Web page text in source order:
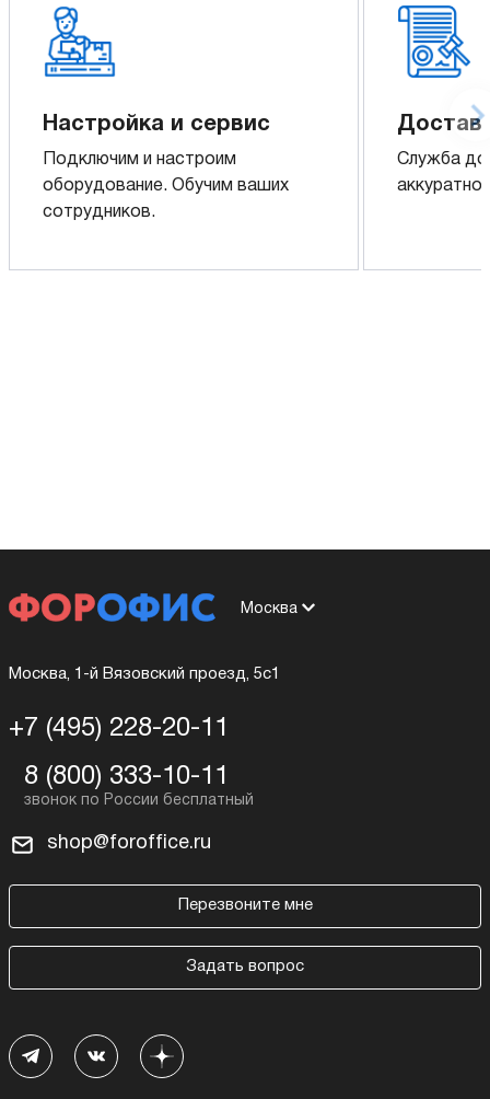
Настройка и сервис
Подключим и настроим
оборудование. Обучим ваших
сотрудников.
Служба
аккуратно
Москва
Москва, 1-й Вязовский проезд, 5с1
+7 (495) 228-20-11
8 (800) 333-10-11
shop@foroffice.ru
Перезвоните мне
Задать вопрос